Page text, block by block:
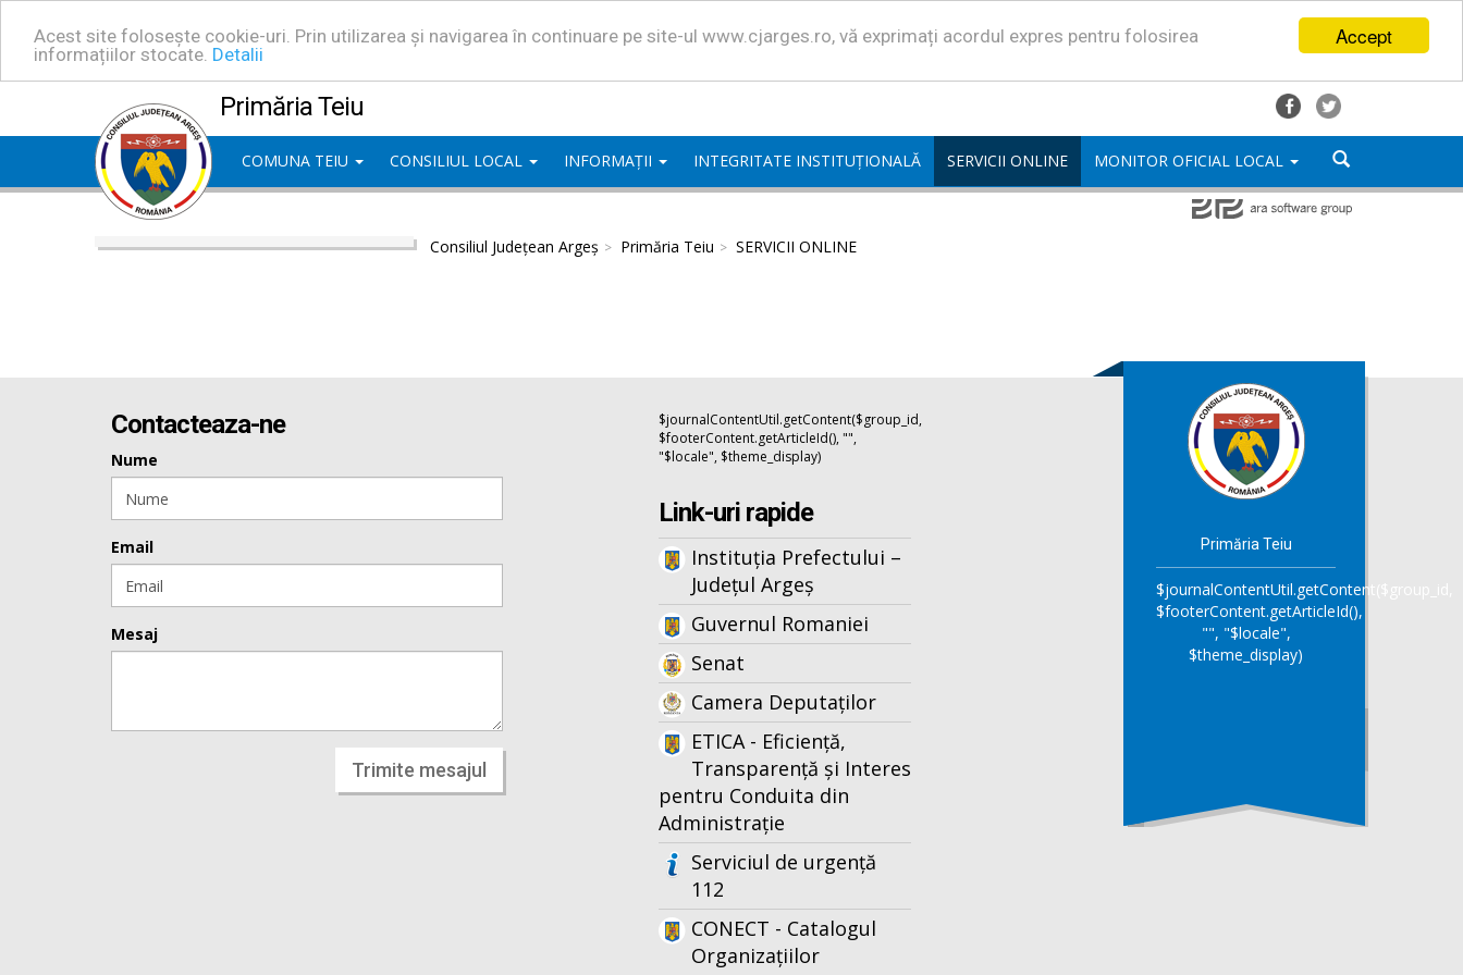
Accept
Acest site folosește cookie-uri. Prin utilizarea și navigarea în continuare pe site-ul www.cjarges.ro, vă exprimați acordul expres pentru folosirea
informațiilor stocate. Detalii
Primăria Teiu
COMUNA TEIU CONSILIUL LOCAL INFORMAȚII INTEGRITATE INSTITUȚIONALĂ SERVICII ONLINE MONITOR OFICIAL LOCAL
Consiliul Județean Argeș Primăria Teiu SERVICII ONLINE
Contacteaza-ne
Nume
Email
Mesaj
Trimite mesajul
$journalContentUtil.getContent($group_id,
$footerContent.getArticleId(), "",
"$locale", $theme_display)
Link-uri rapide
Instituția Prefectului –
Județul Argeș
Guvernul Romaniei
Senat
Camera Deputaților
ETICA - Eficiență,
Transparență și Interes
pentru Conduita din
Administrație
Serviciul de urgență
112
CONECT - Catalogul
Organizațiilor
Primăria Teiu
$journalContentUtil.getContent($group_id,
$footerContent.getArticleId(),
"", "$locale",
$theme_display)